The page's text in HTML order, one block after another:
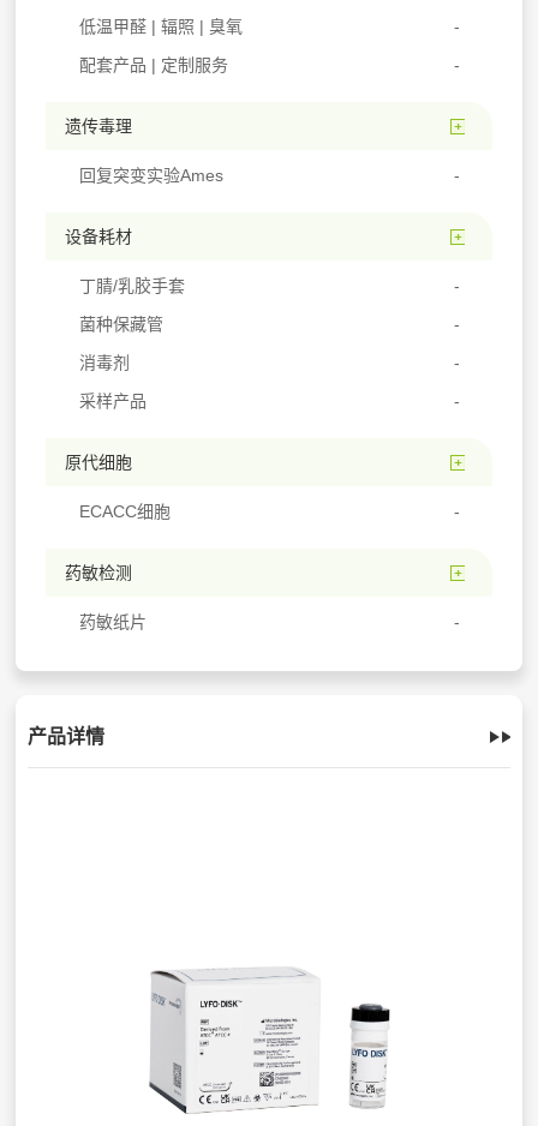
低温甲醛 | 辐照 | 臭氧
配套产品 | 定制服务
遗传毒理
回复突变实验Ames
设备耗材
丁腈/乳胶手套
菌种保藏管
消毒剂
采样产品
原代细胞
ECACC细胞
药敏检测
药敏纸片
产品详情